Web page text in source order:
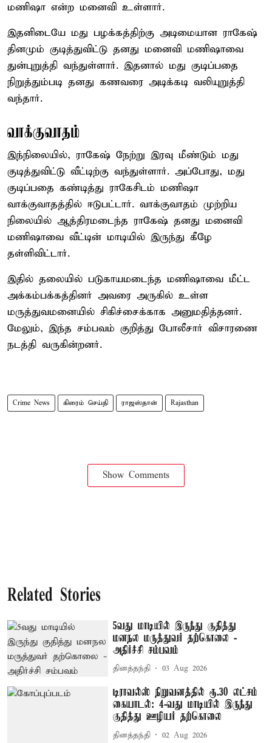
மணிஷா என்ற மனைவி உள்ளார்.
இதனிடையே மது பழக்கத்திற்கு அடிமையான ராகேஷ்
தினமும் குடித்துவிட்டு தனது மனைவி மணிஷாவை
துன்புறுத்தி வந்துள்ளார். இதனால் மது குடிப்பதை
நிறுத்தும்படி தனது கணவரை அடிக்கடி வலியுறுத்தி
வந்தார்.
வாக்குவாதம்
இந்நிலையில், ராகேஷ் நேற்று இரவு மீண்டும் மது
குடித்துவிட்டு வீட்டிற்கு வந்துள்ளார். அப்போது, மது
குடிப்பதை கண்டித்து ராகேசிடம் மணிஷா
வாக்குவாதத்தில் ஈடுபட்டார். வாக்குவாதம் முற்றிய
நிலையில் ஆத்திரமடைந்த ராகேஷ் தனது மனைவி
மணிஷாவை வீட்டின் மாடியில் இருந்து கீழே
தள்ளிவிட்டார்.
இதில் தலையில் படுகாயமடைந்த மணிஷாவை மீட்ட
அக்கம்பக்கத்தினர் அவரை அருகில் உள்ள
மருத்துவமனையில் சிகிச்சைக்காக அனுமதித்தனர்.
மேலும், இந்த சம்பவம் குறித்து போலீசார் விசாரணை
நடத்தி வருகின்றனர்.
Crime News கிரைம் செய்தி ராஜஸ்தான் Rajasthan
Show Comments
Related Stories
5வது மாடியில் இருந்து குதித்து
மனநல மருத்துவர் தற்கொலை -
அதிர்ச்சி சம்பவம்
தினத்தந்தி 03 Aug 2026
டிராவல்ஸ் நிறுவனத்தில் ரூ.30 லட்சம்
கையாடல்: 4-வது மாடியில் இருந்து
குதித்து ஊழியர் தற்கொலை
தினத்தந்தி 02 Aug 2026